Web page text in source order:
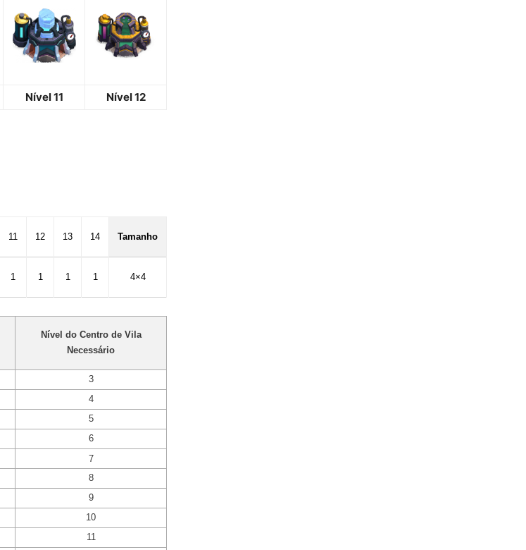
Nível 11 Nível 12
11 12 13 14 Tamanho
1 1 1 1 4×4
Nível do Centro de Vila
Necessário
3
4
5
6
7
8
9
10
11